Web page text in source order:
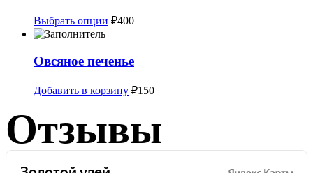
Выбрать опции Этот
вариаций.
можно
странице
товара.
₽400
Овсяное печенье
Добавить в корзину ₽150
Отзывы